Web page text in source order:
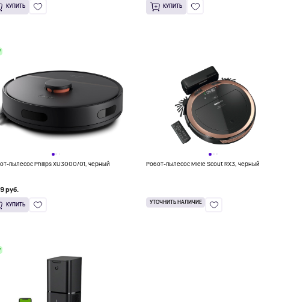
КУПИТЬ КУПИТЬ
пылесос Philips XU3000/01, черный
руб.
КУПИТЬ
Робот-пылесос Miele Scout RX3, черный
УТОЧНИТЬ НАЛИЧИЕ